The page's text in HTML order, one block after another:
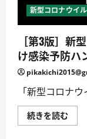
生
活
の
で
気
を
付
け
こ
と
～
い
新型コロナウイ
［第3版］新
け感染予防ハ
「新型コロナ
続きを読む
3